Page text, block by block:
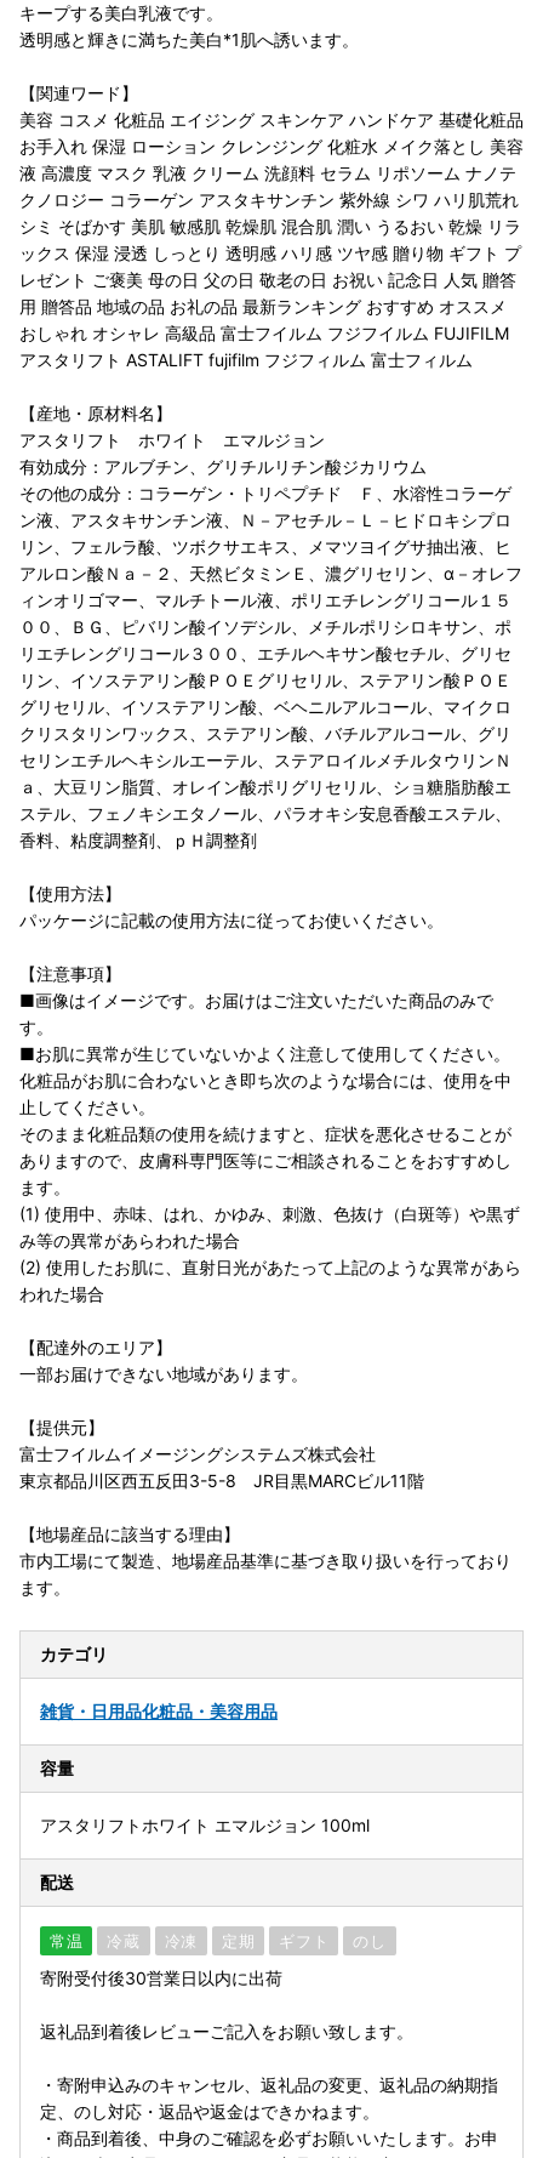
キープする美白乳液です。
透明感と輝きに満ちた美白*1肌へ誘います。
【関連ワード】
美容 コスメ 化粧品 エイジング スキンケア ハンドケア 基礎化粧品
お手入れ 保湿 ローション クレンジング 化粧水 メイク落とし 美容
液 高濃度 マスク 乳液 クリーム 洗顔料 セラム リポソーム ナノテ
クノロジー コラーゲン アスタキサンチン 紫外線 シワ ハリ肌荒れ
シミ そばかす 美肌 敏感肌 乾燥肌 混合肌 潤い うるおい 乾燥 リラ
ックス 保湿 浸透 しっとり 透明感 ハリ感 ツヤ感 贈り物 ギフト プ
レゼント ご褒美 母の日 父の日 敬老の日 お祝い 記念日 人気 贈答
用 贈答品 地域の品 お礼の品 最新ランキング おすすめ オススメ
おしゃれ オシャレ 高級品 富士フイルム フジフイルム FUJIFILM
アスタリフト ASTALIFT fujifilm フジフィルム 富士フィルム
【産地・原材料名】
アスタリフト ホワイト エマルジョン
有効成分：アルブチン、グリチルリチン酸ジカリウム
その他の成分：コラーゲン・トリペプチド Ｆ、水溶性コラーゲ
ン液、アスタキサンチン液、Ｎ－アセチル－Ｌ－ヒドロキシプロ
リン、フェルラ酸、ツボクサエキス、メマツヨイグサ抽出液、ヒ
アルロン酸Ｎａ－２、天然ビタミンＥ、濃グリセリン、α－オレフ
ィンオリゴマー、マルチトール液、ポリエチレングリコール１５
００、ＢＧ、ピバリン酸イソデシル、メチルポリシロキサン、ポ
リエチレングリコール３００、エチルヘキサン酸セチル、グリセ
リン、イソステアリン酸ＰＯＥグリセリル、ステアリン酸ＰＯＥ
グリセリル、イソステアリン酸、ベヘニルアルコール、マイクロ
クリスタリンワックス、ステアリン酸、バチルアルコール、グリ
セリンエチルヘキシルエーテル、ステアロイルメチルタウリンＮ
ａ、大豆リン脂質、オレイン酸ポリグリセリル、ショ糖脂肪酸エ
ステル、フェノキシエタノール、パラオキシ安息香酸エステル、
香料、粘度調整剤、ｐＨ調整剤
【使用方法】
パッケージに記載の使用方法に従ってお使いください。
【注意事項】
■画像はイメージです。お届けはご注文いただいた商品のみで
す。
■お肌に異常が生じていないかよく注意して使用してください。
化粧品がお肌に合わないとき即ち次のような場合には、使用を中
止してください。
そのまま化粧品類の使用を続けますと、症状を悪化させることが
ありますので、皮膚科専門医等にご相談されることをおすすめし
ます。
(1) 使用中、赤味、はれ、かゆみ、刺激、色抜け（白斑等）や黒ず
み等の異常があらわれた場合
(2) 使用したお肌に、直射日光があたって上記のような異常があら
われた場合
【配達外のエリア】
一部お届けできない地域があります。
【提供元】
富士フイルムイメージングシステムズ株式会社
東京都品川区西五反田3-5-8 JR目黒MARCビル11階
【地場産品に該当する理由】
市内工場にて製造、地場産品基準に基づき取り扱いを行っており
ます。
カテゴリ
雑貨・日用品化粧品・美容用品
容量
アスタリフトホワイト エマルジョン 100ml
配送
常温 冷蔵 冷凍 定期 ギフト のし
寄附受付後30営業日以内に出荷
返礼品到着後レビューご記入をお願い致します。
・寄附申込みのキャンセル、返礼品の変更、返礼品の納期指
定、のし対応・返品や返金はできかねます。
・商品到着後、中身のご確認を必ずお願いいたします。お申